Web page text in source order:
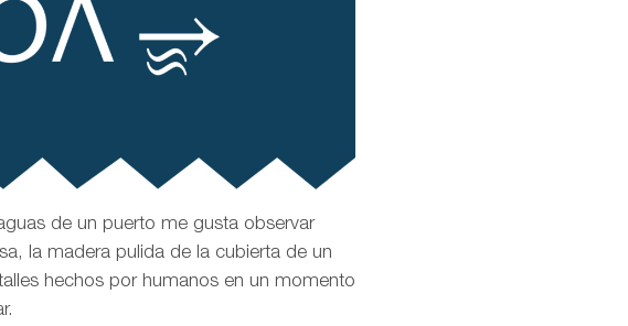
de un puerto me gusta observar
la madera pulida de la cubierta de un
hechos por humanos en un momento